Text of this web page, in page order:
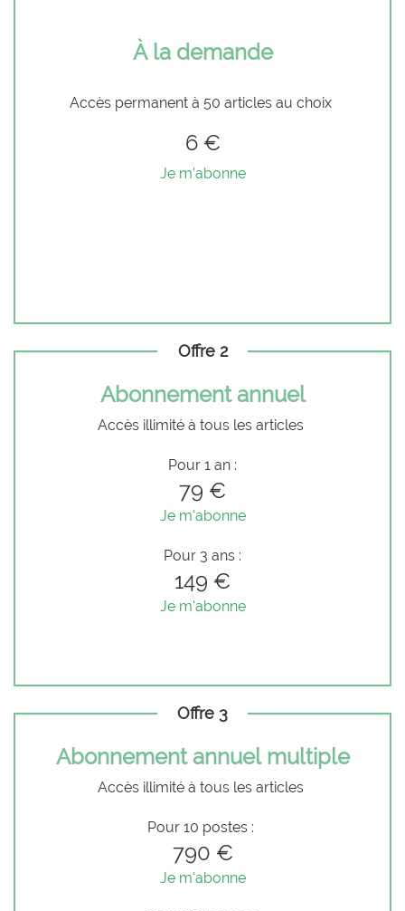
À la demande
Accès permanent à 50 articles au choix
6 €
Je m'abonne
Offre 2
Abonnement annuel
Accès illimité à tous les articles
Pour 1 an :
79 €
Je m'abonne
Pour 3 ans :
149 €
Je m'abonne
Offre 3
Abonnement annuel multiple
Accès illimité à tous les articles
Pour 10 postes :
790 €
Je m'abonne